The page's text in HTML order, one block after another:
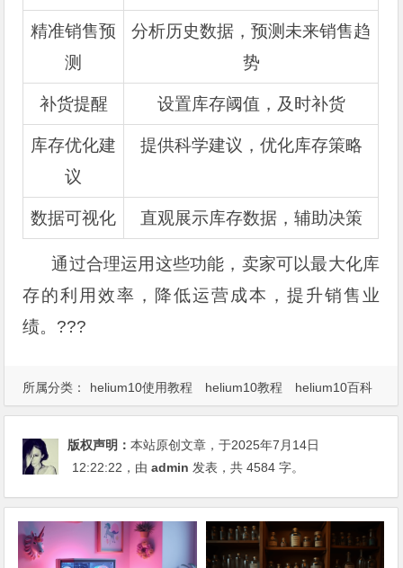
所属分类： helium10使用教程 helium10教程 helium10百科
精准销售预
测
分析历史数据，预测未来销售趋
势
补货提醒 设置库存阈值，及时补货
库存优化建
议
提供科学建议，优化库存策略
数据可视化 直观展示库存数据，辅助决策
通过合理运用这些功能，卖家可以最大化库
存的利用效率，降低运营成本，提升销售业
绩。???
版权声明：本站原创文章，于2025年7月14日
12:22:22 ，由admin 发表，共 4584 字。